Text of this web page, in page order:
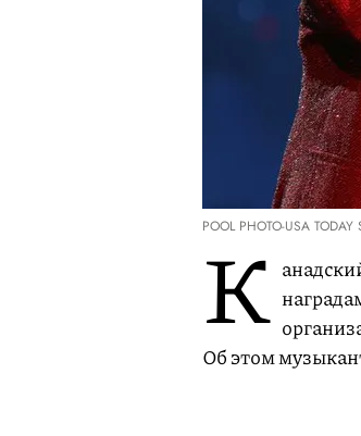
POOL PHOTO-USA
К
Об этом